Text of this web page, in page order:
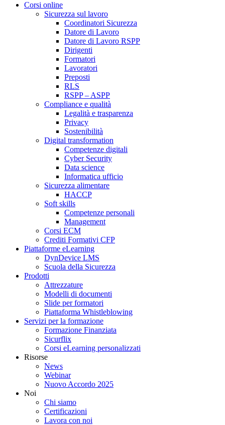
Corsi online
Sicurezza sul lavoro
Coordinatori Sicurezza
Datore di Lavoro
Datore di Lavoro RSPP
Dirigenti
Formatori
Lavoratori
Preposti
RLS
RSPP – ASPP
Compliance e qualità
Legalità e trasparenza
Privacy
Sostenibilità
Digital transformation
Competenze digitali
Cyber Security
Data science
Informatica ufficio
Sicurezza alimentare
HACCP
Soft skills
Competenze personali
Management
Corsi ECM
Crediti Formativi CFP
Piattaforme eLearning
DynDevice LMS
Scuola della Sicurezza
Prodotti
Attrezzature
Modelli di documenti
Slide per formatori
Piattaforma Whistleblowing
Servizi per la formazione
Formazione Finanziata
Sicurflix
Corsi eLearning personalizzati
Risorse
News
Webinar
Nuovo Accordo 2025
Noi
Chi siamo
Certificazioni
Lavora con noi